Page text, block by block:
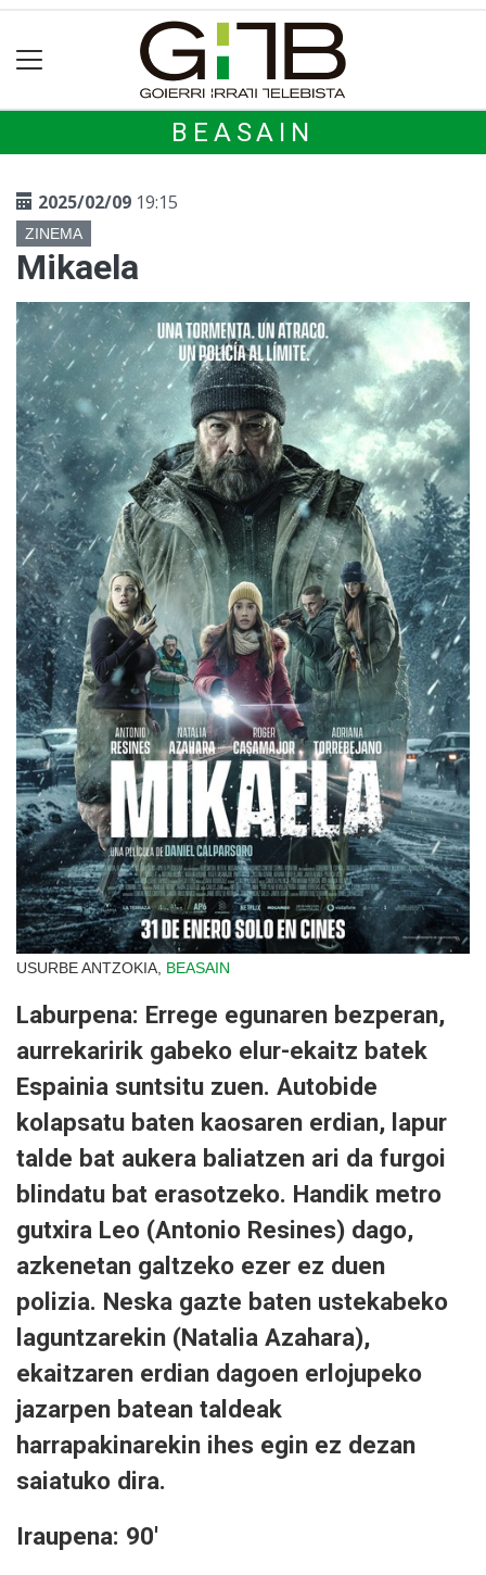
BEASAIN
2025/02/09 19:15
ZINEMA
Mikaela
USURBE ANTZOKIA, BEASAIN
Laburpena: Errege egunaren bezperan,
aurrekaririk gabeko elur-ekaitz batek
Espainia suntsitu zuen. Autobide
kolapsatu baten kaosaren erdian, lapur
talde bat aukera baliatzen ari da furgoi
blindatu bat erasotzeko. Handik metro
gutxira Leo (Antonio Resines) dago,
azkenetan galtzeko ezer ez duen
polizia. Neska gazte baten ustekabeko
laguntzarekin (Natalia Azahara),
ekaitzaren erdian dagoen erlojupeko
jazarpen batean taldeak
harrapakinarekin ihes egin ez dezan
saiatuko dira.
Iraupena: 90'